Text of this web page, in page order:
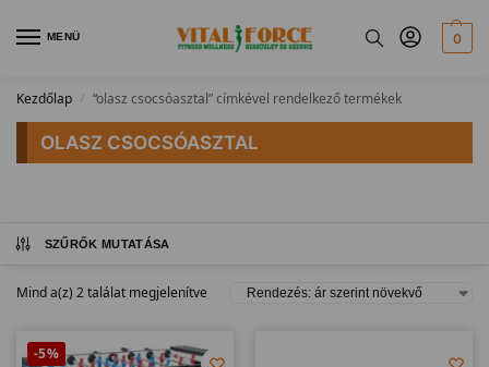
MENÜ 0
Kezdőlap / “olasz csocsóasztal” címkével rendelkező termékek
OLASZ CSOCSÓASZTAL
SZŰRŐK MUTATÁSA
Mind a(z) 2 találat megjelenítve
-5%